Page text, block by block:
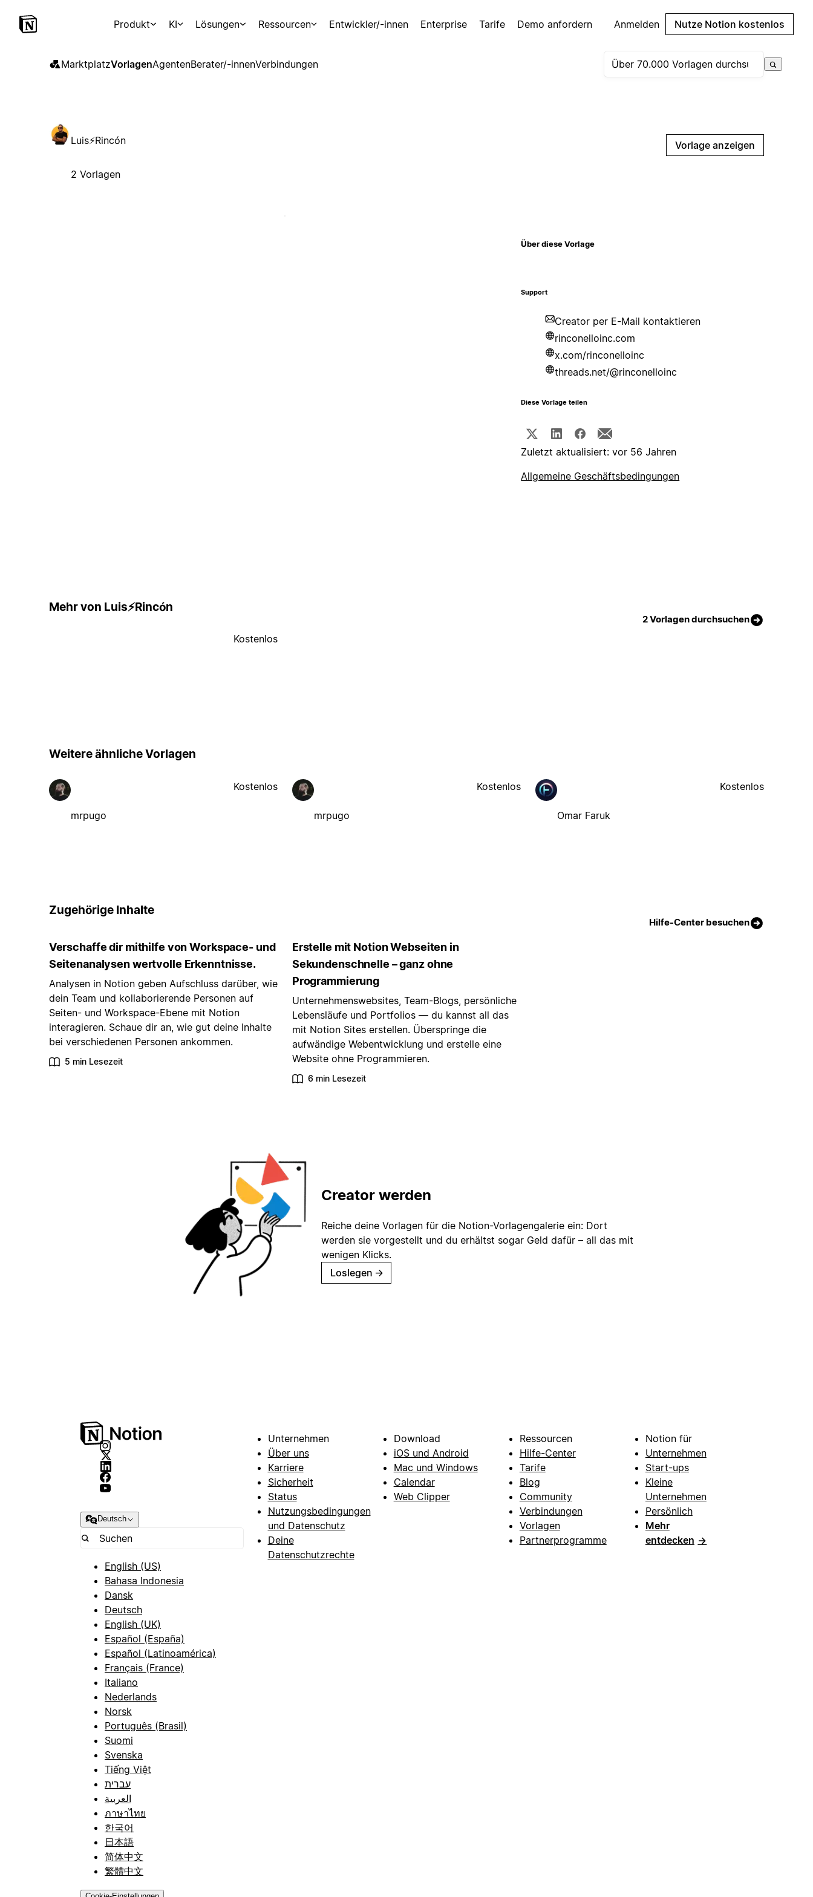
Produkt KI Lösungen Ressourcen Entwickler/-innen Enterprise Tarife Demo anfordern Anmelden Nutze Notion kostenlos
MarktplatzVorlagenAgentenBerater/-innenVerbindungen
Luis⚡Rincón
2 Vorlagen
Vorlage anzeigen
Über diese Vorlage
Support
Creator per E-Mail kontaktieren
rinconelloinc.com
x.com/rinconelloinc
threads.net/@rinconelloinc
Diese Vorlage teilen
Zuletzt aktualisiert: vor 56 Jahren
Allgemeine Geschäftsbedingungen
Mehr von Luis⚡Rincón
2 Vorlagen durchsuchen
Kostenlos
Weitere ähnliche Vorlagen
mrpugo
Kostenlos
mrpugo
Kostenlos
Omar Faruk
Kostenlos
Zugehörige Inhalte
Hilfe-Center besuchen
Verschaffe dir mithilfe von Workspace- und
Seitenanalysen wertvolle Erkenntnisse.
Analysen in Notion geben Aufschluss darüber, wie
dein Team und kollaborierende Personen auf
Seiten- und Workspace-Ebene mit Notion
interagieren. Schaue dir an, wie gut deine Inhalte
bei verschiedenen Personen ankommen.
5 min Lesezeit
Erstelle mit Notion Webseiten in
Sekundenschnelle – ganz ohne
Programmierung
Unternehmenswebsites, Team-Blogs, persönliche
Lebensläufe und Portfolios — du kannst all das
mit Notion Sites erstellen. Überspringe die
aufwändige Webentwicklung und erstelle eine
Website ohne Programmieren.
6 min Lesezeit
Creator werden
Reiche deine Vorlagen für die Notion-Vorlagengalerie ein: Dort
werden sie vorgestellt und du erhältst sogar Geld dafür – all das mit
wenigen Klicks.
Loslegen →
Deutsch
English (US)
Bahasa Indonesia
Dansk
Deutsch
English (UK)
Español (España)
Español (Latinoamérica)
Français (France)
Italiano
Nederlands
Norsk
Português (Brasil)
Suomi
Svenska
Tiếng Việt
עברית
العربية
ภาษาไทย
한국어
日本語
简体中文
繁體中文
Unternehmen
Über uns
Karriere
Sicherheit
Status
Nutzungsbedingungen
und Datenschutz
Deine
Datenschutzrechte
Download
iOS und Android
Mac und Windows
Calendar
Web Clipper
Ressourcen
Hilfe-Center
Tarife
Blog
Community
Verbindungen
Vorlagen
Partnerprogramme
Notion für
Unternehmen
Start-ups
Kleine
Unternehmen
Persönlich
Mehr
entdecken →